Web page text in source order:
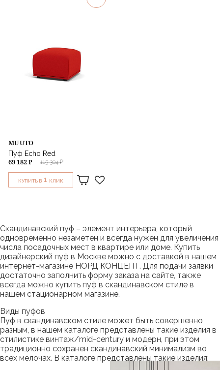
MUUTO
Пуф Echo Red
115 304 ₽
69 182 ₽
КУПИТЬ В 1 КЛИК
Скандинавский пуф – элемент интерьера, который
одновременно незаметен и всегда нужен для увеличения
числа посадочных мест в квартире или доме. Купить
дизайнерский пуф в Москве можно с доставкой в нашем
интернет-магазине НОРД КОНЦЕПТ. Для подачи заявки
достаточно заполнить форму заказа на сайте, также
всегда можно купить пуф в скандинавском стиле в
нашем стационарном магазине.
Виды пуфов
Пуф в скандинавском стиле может быть совершенно
разным, в нашем каталоге представлены такие изделия в
стилистике винтаж/mid-century и модерн, при этом
традиционно сохранен скандинавский минимализм во
всех мелочах. В каталоге представлены такие изделия: